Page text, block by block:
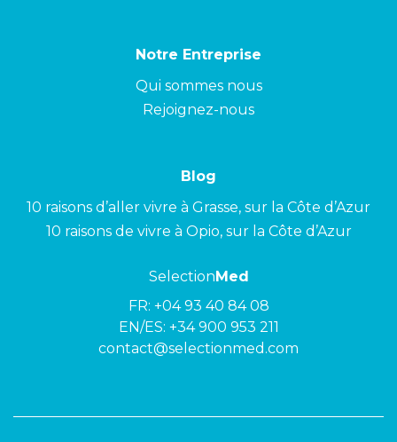
Notre Entreprise
Qui sommes nous
Rejoignez-nous
Blog
10 raisons d’aller vivre à Grasse, sur la Côte d’Azur
10 raisons de vivre à Opio, sur la Côte d’Azur
SelectionMed
FR: +04 93 40 84 08
EN/ES: +34 900 953 211
contact@selectionmed.com